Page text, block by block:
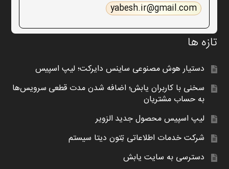
yabesh.ir@gmail.com
تازه ها
دستیار هوش مصنوعی ساینس دایرکت؛ لیپ اسپیس
سخنی با کاربران یابش؛ اضافه شدن مدت قطعی سرویس‌ها
به حساب مشتریان
لیپ اسپیس محصول جدید الزویر
شرکت خدمات اطلاعاتی تِتون دیتا سیستم
دسترسی به سایت یابش